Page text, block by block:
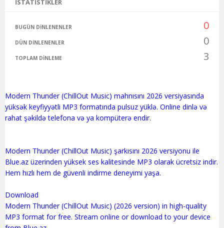
BUGÜN DINLENENLER 0
DÜN DINLENENLER 0
TOPLAM DINLEME 3
Modern Thunder (ChillOut Music) mahnısını 2026 versiyasında
yüksək keyfiyyətli MP3 formatında pulsuz yüklə. Online dinlə və
rahat şəkildə telefona və ya kompüterə endir.
Modern Thunder (ChillOut Music) şarkısını 2026 versiyonu ile
Blue.az üzerinden yüksek ses kalitesinde MP3 olarak ücretsiz indir.
Hem hızlı hem de güvenli indirme deneyimi yaşa.
Download
Modern Thunder (ChillOut Music) (2026 version) in high-quality
MP3 format for free. Stream online or download to your device